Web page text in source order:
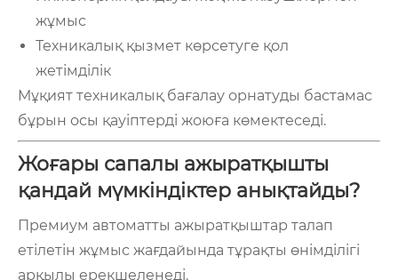
жұмыс
Техникалық қызмет көрсетуге қол
жетімділік
Мұқият техникалық бағалау орнатуды бастамас
бұрын осы қауіптерді жоюға көмектеседі.
Жоғары сапалы ажыратқышты
қандай мүмкіндіктер анықтайды?
Премиум автоматты ажыратқыштар талап
етілетін жұмыс жағдайында тұрақты өнімділігі
арқылы ерекшеленеді.